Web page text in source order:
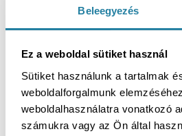
Beleegyezés
Ez a weboldal sütiket használ
Sütiket használunk a tartalmak
weboldalforgalmunk
weboldalhasználatra vonatkozó
számukra vagy az Ön által